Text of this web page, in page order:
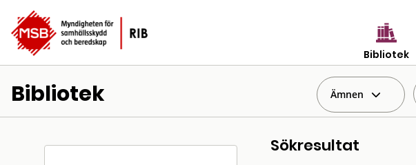
Bibliotek
Bibliotek Ämnen
Sökresultat